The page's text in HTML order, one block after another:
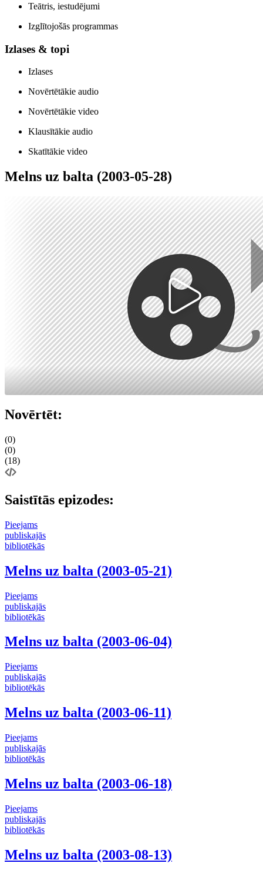
Teātris, iestudējumi
Izglītojošās programmas
Izlases & topi
Izlases
Novērtētākie audio
Novērtētākie video
Klausītākie audio
Skatītākie video
Melns uz balta (2003-05-28)
Novērtēt:
(0)
(0)
(18)
Saistītās epizodes:
Pieejams
publiskajās
bibliotēkās
Melns uz balta (2003-05-21)
Pieejams
publiskajās
bibliotēkās
Melns uz balta (2003-06-04)
Pieejams
publiskajās
bibliotēkās
Melns uz balta (2003-06-11)
Pieejams
publiskajās
bibliotēkās
Melns uz balta (2003-06-18)
Pieejams
publiskajās
bibliotēkās
Melns uz balta (2003-08-13)